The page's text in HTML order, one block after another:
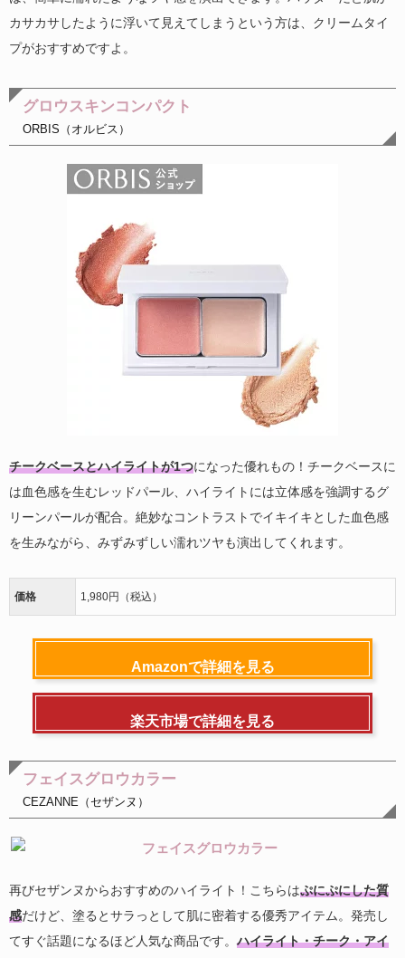
カサカサしたように浮いて見えてしまうという方は、クリームタイ
プがおすすめですよ。
グロウスキンコンパクト
ORBIS（オルビス）
チークベースとハイライトが1つになった優れもの！チークベースに
は血色感を生むレッドパール、ハイライトには立体感を強調するグ
リーンパールが配合。絶妙なコントラストでイキイキとした血色感
を生みながら、みずみずしい濡れツヤも演出してくれます。
価格 1,980円（税込）
Amazonで詳細を見る
楽天市場で詳細を見る
フェイスグロウカラー
CEZANNE（セザンヌ）
再びセザンヌからおすすめのハイライト！こちらはぷにぷにした質
感だけど、塗るとサラっとして肌に密着する優秀アイテム。発売し
てすぐ話題になるほど人気な商品です。ハイライト・チーク・アイ